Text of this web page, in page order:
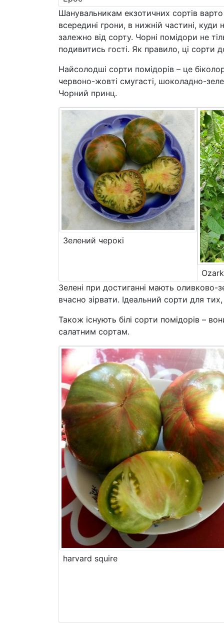
Шанувальникам екзотичних сортів варто
всередині грони, в нижній частині,
залежно від сорту. Чорні помідори не
подивитись гості. Як правило, ці сорти
Найсолодші сорти помідорів – це
червоно-жовті смугасті, шоколадно-
Чорний принц.
Зелений черокі
Зелені при достиганні мають оливково-
вчасно зірвати. Ідеальний сорти для
Також існують білі сорти помідорів –
салатним сортам.
harvard squire